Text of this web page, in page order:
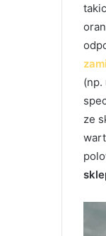
(np.
ze